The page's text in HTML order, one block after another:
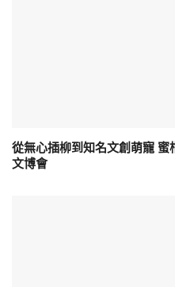
從無心插柳到知名文創萌寵
文博會